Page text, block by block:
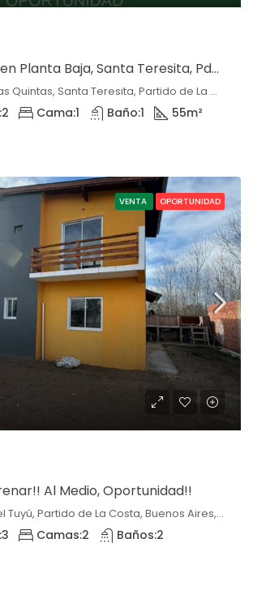
Venta de PH en Planta Baja, Santa Teresita, Pdo de La Costa.
442, Calle 49, Las Quintas, Santa Teresita, Partido de La Costa, Buenos Aires, 7107, Argentina, Santa Teresita, Buenos Aires
2 Cama:1 Baño:1 55m²
VENTA OPORTUNIDAD
Al Medio, Oportunidad!!
Calle 86, Mar del Tuyú, Partido de La Costa, Buenos Aires, B7108, Argentina, Mar del Tuyú, Buenos Aires
3 Camas:2 Baños:2